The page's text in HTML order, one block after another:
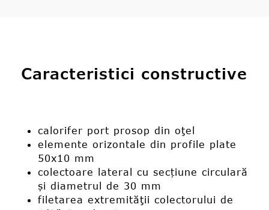
Caracteristici constructive
calorifer port prosop din oţel
elemente orizontale din profile plate
50x10 mm
colectoare lateral cu secțiune circulară
și diametrul de 30 mm
filetarea extremităţii colectorului de